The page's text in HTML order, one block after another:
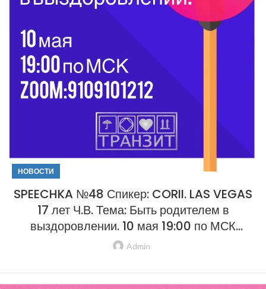
НОВОСТИ
SPEECHKA №48 Спикер: CORII. LAS VEGAS
17 лет Ч.В. Тема: Быть родителем в
выздоровлении. 10 мая 19:00 по МСК
ZOOM: 9109101212
Admin